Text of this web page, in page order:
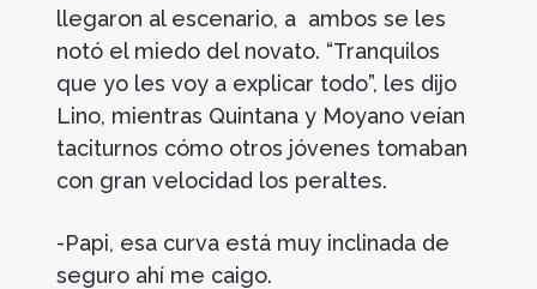
llegaron al escenario, a ambos se les
notó el miedo del novato. “Tranquilos
que yo les voy a explicar todo”, les dijo
Lino, mientras Quintana y Moyano veían
taciturnos cómo otros jóvenes tomaban
con gran velocidad los peraltes.
-Papi, esa curva está muy inclinada de
seguro ahí me caigo.